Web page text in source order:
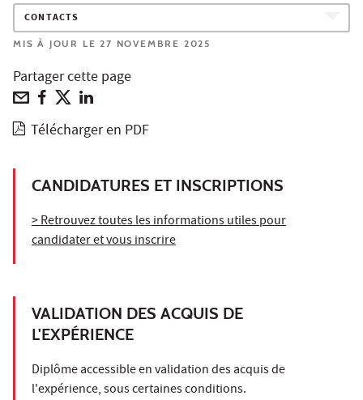
CONTACTS
MIS À JOUR LE 27 NOVEMBRE 2025
Partager cette page
Télécharger en PDF
CANDIDATURES ET INSCRIPTIONS
> Retrouvez toutes les informations utiles pour
candidater et vous inscrire
VALIDATION DES ACQUIS DE
L'EXPÉRIENCE
Diplôme accessible en validation des acquis de
l'expérience, sous certaines conditions.